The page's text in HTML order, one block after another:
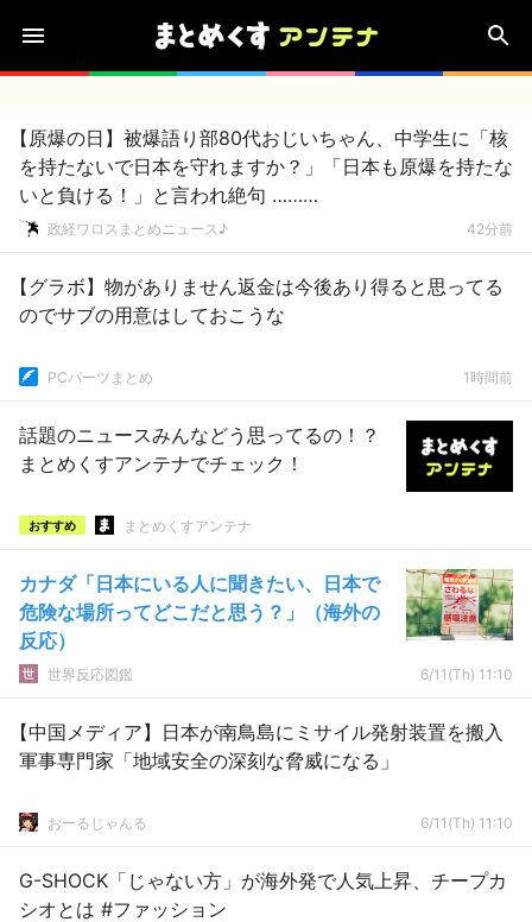
【原爆の日】被爆語り部80代おじいちゃん、中学生に「核
を持たないで日本を守れますか？」「日本も原爆を持たな
いと負ける！」と言われ絶句 ………
政経ワロスまとめニュース♪ 42分前
【グラボ】物がありません返金は今後あり得ると思ってる
のでサブの用意はしておこうな
PCパーツまとめ 1時間前
話題のニュースみんなどう思ってるの！？
まとめくすアンテナでチェック！
おすすめ まとめくすアンテナ
カナダ「日本にいる人に聞きたい、日本で
危険な場所ってどこだと思う？」（海外の
反応）
世界反応図鑑 6/11(Th) 11:10
【中国メディア】日本が南鳥島にミサイル発射装置を搬入
軍事専門家「地域安全の深刻な脅威になる」
おーるじゃんる 6/11(Th) 11:10
G-SHOCK「じゃない方」が海外発で人気上昇、チープカ
シオとは #ファッション